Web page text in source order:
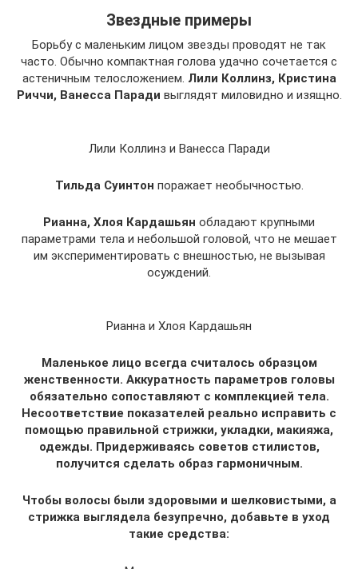
Звездные примеры
Борьбу с маленьким лицом звезды проводят не так
часто. Обычно компактная голова удачно сочетается с
астеничным телосложением. Лили Коллинз, Кристина
Риччи, Ванесса Паради выглядят миловидно и изящно.
Лили Коллинз и Ванесса Паради
Тильда Суинтон поражает необычностью.
Рианна, Хлоя Кардашьян обладают крупными
параметрами тела и небольшой головой, что не мешает
им экспериментировать с внешностью, не вызывая
осуждений.
Рианна и Хлоя Кардашьян
Маленькое лицо всегда считалось образцом
женственности. Аккуратность параметров головы
обязательно сопоставляют с комплекцией тела.
Несоответствие показателей реально исправить с
помощью правильной стрижки, укладки, макияжа,
одежды. Придерживаясь советов стилистов,
получится сделать образ гармоничным.
Чтобы волосы были здоровыми и шелковистыми, а
стрижка выглядела безупречно, добавьте в уход
такие средства: